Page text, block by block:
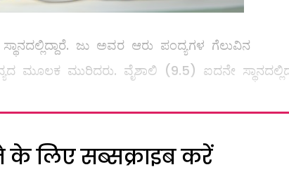
ಜು ಅವರ ಆರು ಪಂದ್ಯಗಳ ಗೆಲುವಿನ
ಮೂಲಕ ಮುರಿದರು. ವೈಶಾಲಿ (9.5) ಐದನೇ
लिए सब्सक्राइब करें